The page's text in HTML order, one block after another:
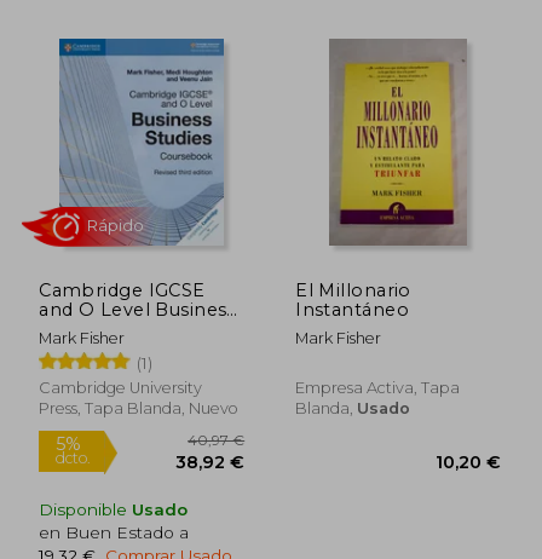
5%
dcto.
13,00 €
12,35 €
5%
Cambridge IGCSE
and O Level Business
Studies Revised
Coursebook [With
CDROM] (en Inglés)
Mark Fisher
(1)
Cambridge University
Press, Tapa Blanda, Nuevo
Disponible Usado
en Buen Estado a
19,32 € Comprar Usado
El Millonario
Instantáneo
Mark Fisher
Empresa Activa, Tapa
Blanda, Usado